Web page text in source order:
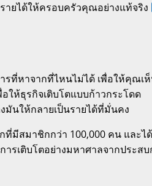
ายได้ให้ครอบครัวคุณอย่างแท้จริง
ที่หาจากที่ไหนไม่ได้ เพื่อให้คุณเ
อให้ธุรกิจเติบโตแบบก้าวกระโดด
มันให้กลายเป็นรายได้ที่มั่นคง
ที่มีสมาชิกกว่า 100,000 คน และ
รเติบโตอย่างมหาศาลจากประส